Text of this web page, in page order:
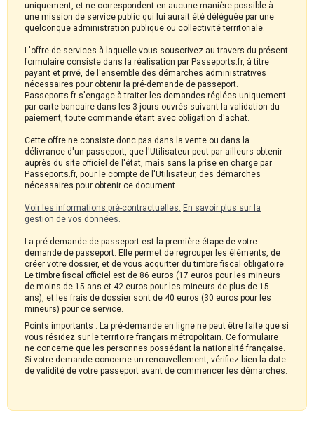
uniquement, et ne correspondent en aucune manière possible à
une mission de service public qui lui aurait été déléguée par une
quelconque administration publique ou collectivité territoriale.
L'offre de services à laquelle vous souscrivez au travers du présent
formulaire consiste dans la réalisation par Passeports.fr, à titre
payant et privé, de l'ensemble des démarches administratives
nécessaires pour obtenir la pré-demande de passeport.
Passeports.fr s'engage à traiter les demandes réglées uniquement
par carte bancaire dans les 3 jours ouvrés suivant la validation du
paiement, toute commande étant avec obligation d'achat.
Cette offre ne consiste donc pas dans la vente ou dans la
délivrance d'un passeport, que l'Utilisateur peut par ailleurs obtenir
auprès du site officiel de l'état, mais sans la prise en charge par
Passeports.fr, pour le compte de l'Utilisateur, des démarches
nécessaires pour obtenir ce document.
Voir les informations pré-contractuelles. En savoir plus sur la
gestion de vos données.
La pré-demande de passeport est la première étape de votre
demande de passeport. Elle permet de regrouper les éléments, de
créer votre dossier, et de vous acquitter du timbre fiscal obligatoire.
Le timbre fiscal officiel est de 86 euros (17 euros pour les mineurs
de moins de 15 ans et 42 euros pour les mineurs de plus de 15
ans), et les frais de dossier sont de 40 euros (30 euros pour les
mineurs) pour ce service.
Points importants : La pré-demande en ligne ne peut être faite que si
vous résidez sur le territoire français métropolitain. Ce formulaire
ne concerne que les personnes possédant la nationalité française.
Si votre demande concerne un renouvellement, vérifiez bien la date
de validité de votre passeport avant de commencer les démarches.